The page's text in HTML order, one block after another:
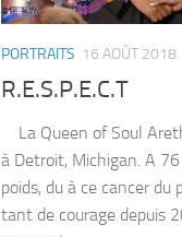
PORTRAITS 16 AOÛT 2018
R.E.S.P.E.C.T
La Queen of Soul
à Detroit, Michigan. A
poids, du à ce cancer
tant de courage depuis